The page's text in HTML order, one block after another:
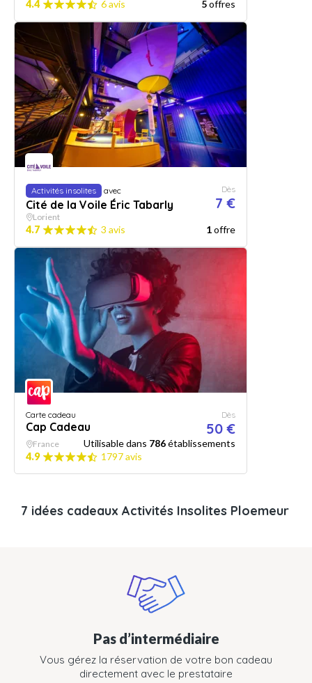
4.4 6 avis 5offres
Activités insolites avec
Cité de la Voile Éric Tabarly
Dès
7 €
Lorient
4.7 3 avis 1offre
Carte cadeau
Cap Cadeau
Dès
50 €
France Utilisable dans 786établissements
4.9
1797 avis
7 idées cadeaux Activités Insolites Ploemeur
Pas d’intermédiaire
Vous gérez la réservation de votre bon cadeau
directement avec le prestataire